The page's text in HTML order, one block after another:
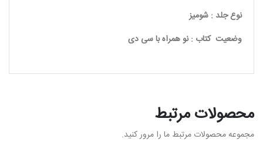
نوع جلد : شومیز
وضعیت کتاب : نو همراه با سی دی
محصولات مرتبط
مجموعه محصولات مرتبط ما را مرور کنید.